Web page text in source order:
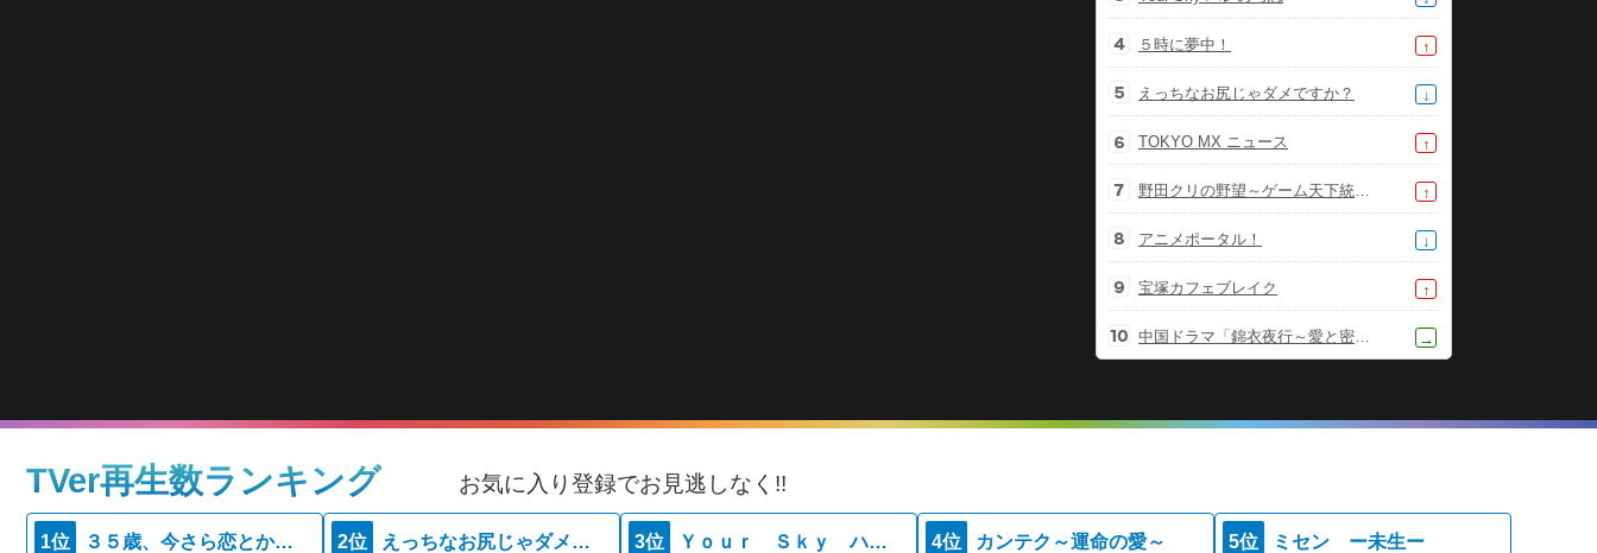
５時に夢中！ ↑
えっちなお尻じゃダメですか？ ↓
TOKYO MX ニュース ↑
野田クリの野望～ゲーム天下統一への道～ ↑
アニメポータル！ ↓
宝塚カフェブレイク ↑
中国ドラマ「錦衣夜行～愛と密命～」 →
TVer再生数ランキング お気に入り登録でお見逃しなく!!
1位 ３５歳、今さら恋とかありえない 2位 えっちなお尻じゃダメですか？ 3位 Ｙｏｕｒ Ｓｋｙ ハレのち恋 4位 カンテク～運命の愛～ 5位 ミセン ー未生ー